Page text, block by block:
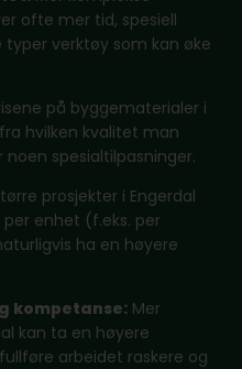
ofte mer tid, spesiell
verktøy som kan øke
på byggematerialer i
hvilken kvalitet man
spesialtilpasninger.
prosjekter i Engerdal
enhet (f.eks. per
ha en høyere
kompetanse: Mer
kan ta en høyere
arbeidet raskere og